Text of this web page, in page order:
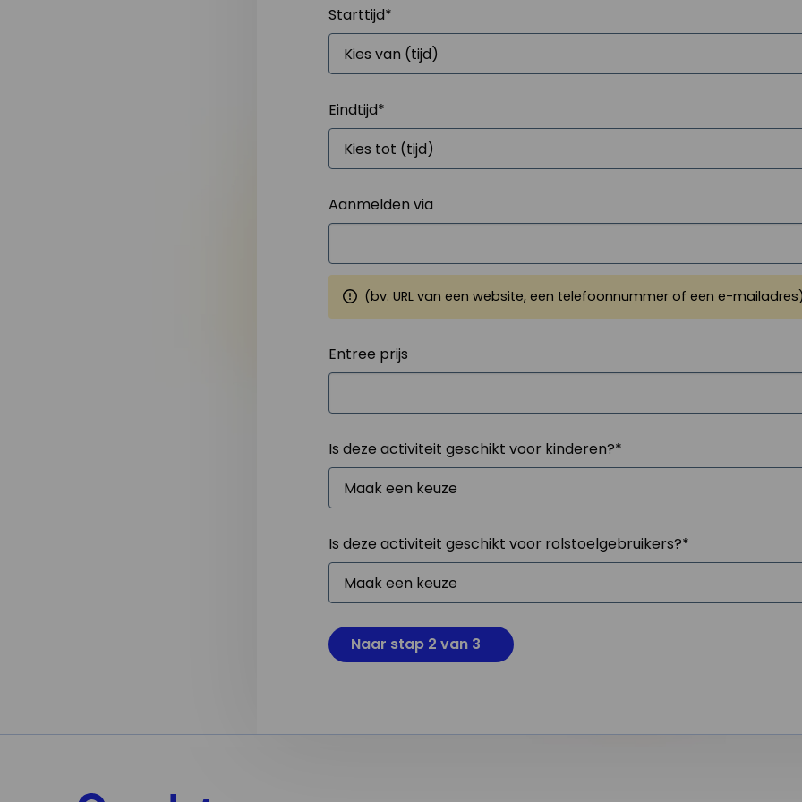
Starttijd*
Eindtijd*
Aanmelden via
(bv. URL van een website, een telefoonnummer of een e-
Entree prijs
Is deze activiteit geschikt voor kinderen?*
Is deze activiteit geschikt voor rolstoelgebruikers?*